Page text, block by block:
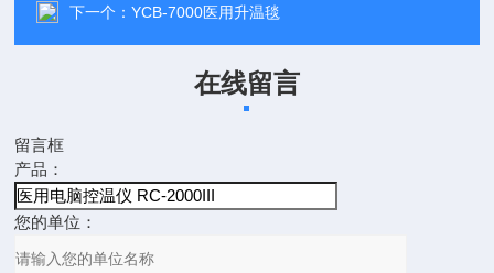
下一个：YCB-7000医用升温毯
在线留言
留言框
产品：
您的单位：